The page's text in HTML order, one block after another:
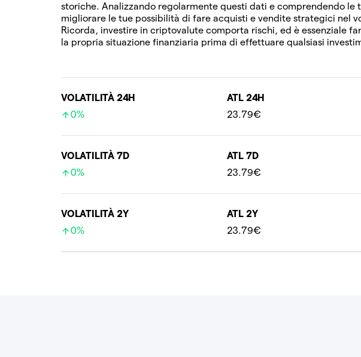
storiche. Analizzando regolarmente questi dati e comprendendo le
migliorare le tue possibilità di fare acquisti e vendite strategici nel
Ricorda, investire in criptovalute comporta rischi, ed è essenziale
la propria situazione finanziaria prima di effettuare qualsiasi
VOLATILITÀ 24H
0%
ATL 24H
23.79€
VOLATILITÀ 7D
0%
ATL 7D
23.79€
VOLATILITÀ 2Y
0%
ATL 2Y
23.79€